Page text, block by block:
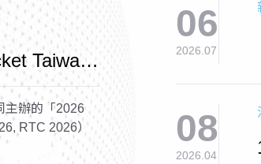
Taiwan
主辦的「2026
RTC 2026）
06
2026.07
08
2026.04